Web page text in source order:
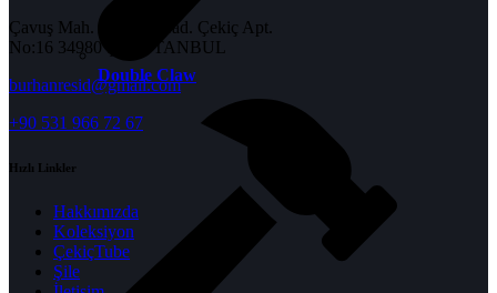
Double Claw
Çavuş Mah. Ayazma Cad. Çekiç Apt.
No:16 34980 Şile İSTANBUL
burhanresid@gmail.com
+90 531 966 72 67
Hızlı Linkler
Hakkımızda
Koleksiyon
ÇekiçTube
Şile